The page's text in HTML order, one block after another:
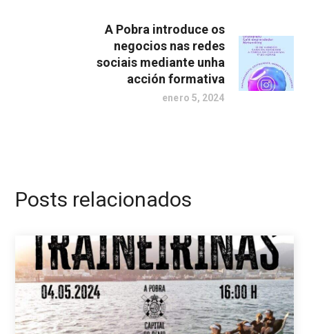
A Pobra introduce os
negocios nas redes
sociais mediante unha
acción formativa
enero 5, 2024
Posts relacionados